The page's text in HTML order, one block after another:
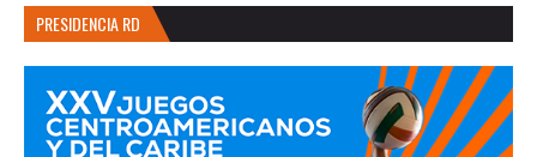
PRESIDENCIA RD